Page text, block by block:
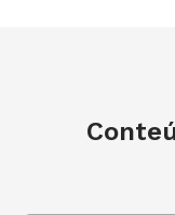
Quando os